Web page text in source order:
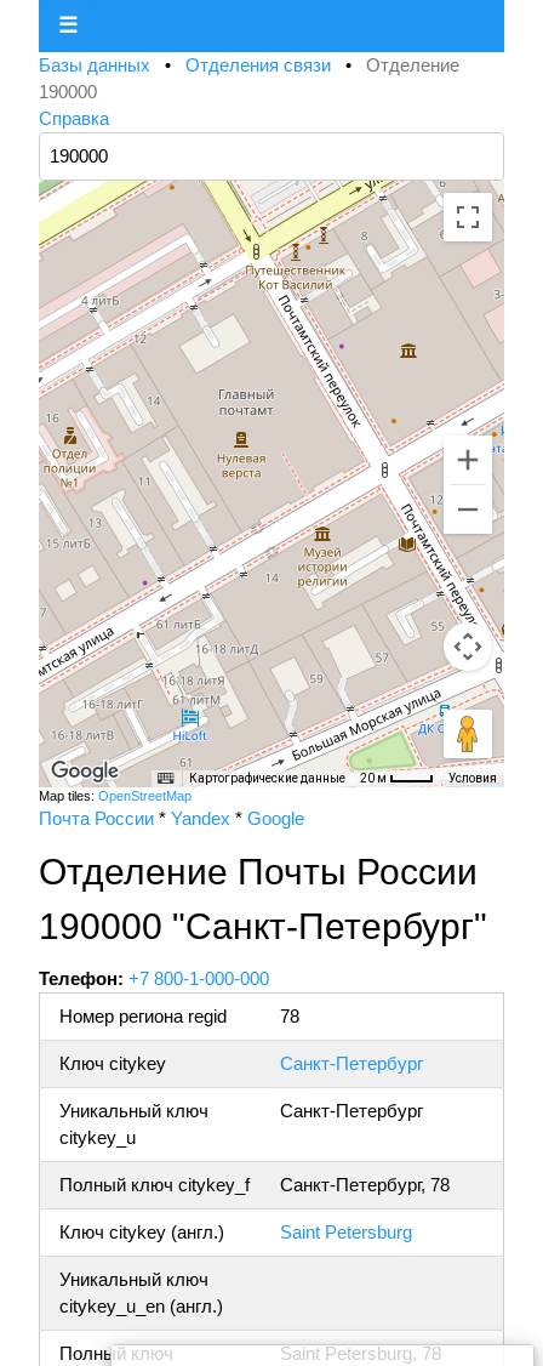
☰
Базы данных • Отделения связи • Отделение
190000
Справка
Картографические данные 20 м Условия
Map tiles: OpenStreetMap
Почта России * Yandex * Google
Отделение Почты России
190000 "Санкт-Петербург"
Телефон: +7 800-1-000-000
Номер региона regid
78
Ключ citykey Санкт-Петербург
Уникальный ключ
citykey_u
Санкт-Петербург
Полный ключ citykey_f Санкт-Петербург, 78
Ключ citykey (англ.) Saint Petersburg
Уникальный ключ
citykey_u_en (англ.)
Полный ключ
Saint Petersburg, 78